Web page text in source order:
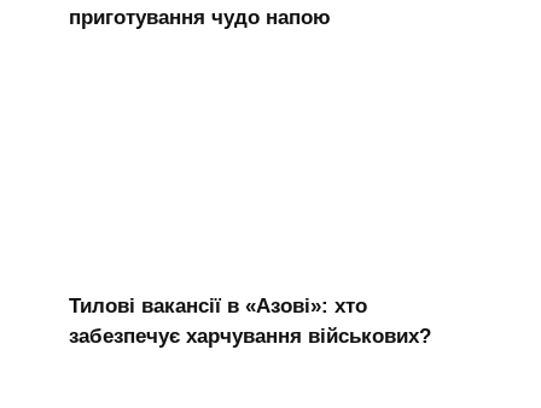
приготування чудо напою
Тилові вакансії в «Азові»: хто
забезпечує харчування військових?